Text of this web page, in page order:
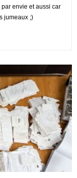
envie et aussi car
jumeaux ;)